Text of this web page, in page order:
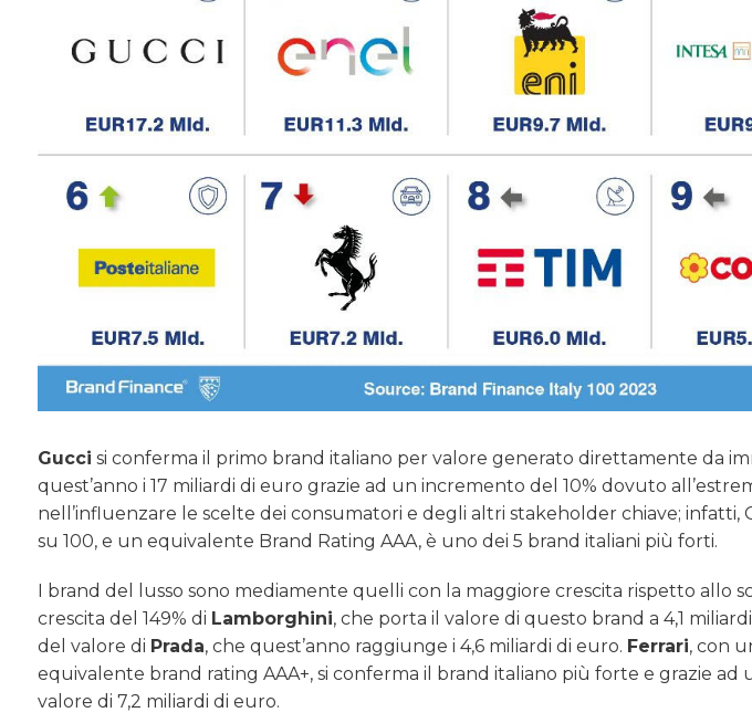
Gucci si conferma il primo brand italiano per valore generato direttamente da
quest’anno i 17 miliardi di euro grazie ad un incremento del 10% dovuto
nell’influenzare le scelte dei consumatori e degli altri stakeholder chiave; infatti,
su 100, e un equivalente Brand Rating AAA, è uno dei 5 brand italiani più forti.
I brand del lusso sono mediamente quelli con la maggiore crescita rispetto allo
crescita del 149% di Lamborghini, che porta il valore di questo brand a 4,1
del valore di Prada, che quest’anno raggiunge i 4,6 miliardi di euro. Ferrari, con
equivalente brand rating AAA+, si conferma il brand italiano più forte e grazie ad
valore di 7,2 miliardi di euro.